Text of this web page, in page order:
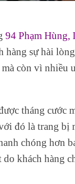
94 Phạm Hùng,
hàng sự hài
còn vì nhiều
tháng cước
đó là trang bị
chóng hơn
khách hàng